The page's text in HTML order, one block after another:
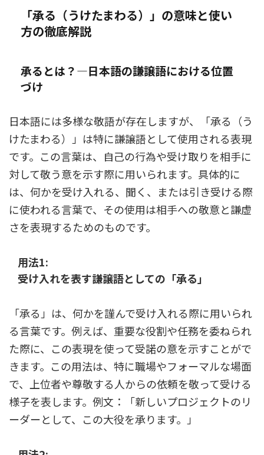
「承る（うけたまわる）」の意味と使い
方の徹底解説
承るとは？―日本語の謙譲語における位置
づけ
日本語には多様な敬語が存在しますが、「承る（う
けたまわる）」は特に謙譲語として使用される表現
です。この言葉は、自己の行為や受け取りを相手に
対して敬う意を示す際に用いられます。具体的に
は、何かを受け入れる、聞く、または引き受ける際
に使われる言葉で、その使用は相手への敬意と謙虚
さを表現するためのものです。
用法1:
受け入れを表す謙譲語としての「承る」
「承る」は、何かを謹んで受け入れる際に用いられ
る言葉です。例えば、重要な役割や任務を委ねられ
た際に、この表現を使って受諾の意を示すことがで
きます。この用法は、特に職場やフォーマルな場面
で、上位者や尊敬する人からの依頼を敬って受ける
様子を表します。例文：「新しいプロジェクトのリ
ーダーとして、この大役を承ります。」